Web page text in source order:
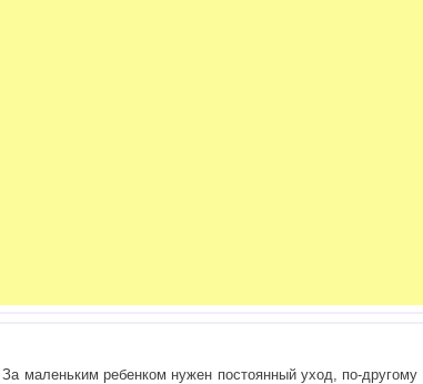
За маленьким ребенком нужен постоянный уход, по-